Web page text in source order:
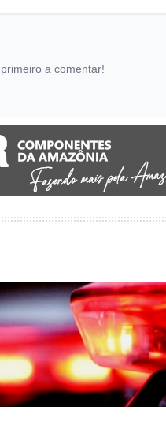
a comentar!